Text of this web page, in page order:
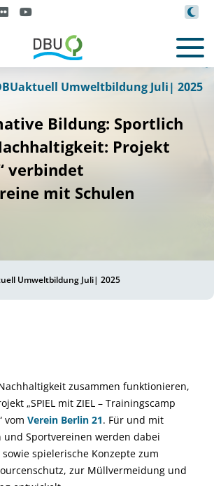
Umweltbildung Juli| 2025
Bildung: Sportlich
Projekt
verbindet
mit Schulen
Umweltbildung Juli| 2025
zusammen funktionieren,
„SPIEL mit ZIEL – Trainingscamp
vom Verein Berlin 21. Für und mit
und Sportvereinen werden dabei
spielerische Konzepte zum
zur Müllvermeidung und